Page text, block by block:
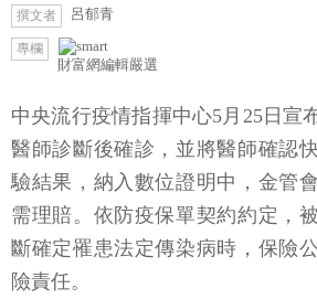
撰文者 呂郁青
專欄
財富網編輯嚴選
中央流行疫情指揮中心5月25日宣
醫師診斷後確診，並將醫師確認
驗結果，納入數位證明中，金管
需理賠。依防疫保單契約約定，
斷確定罹患法定傳染病時，保險
險責任。